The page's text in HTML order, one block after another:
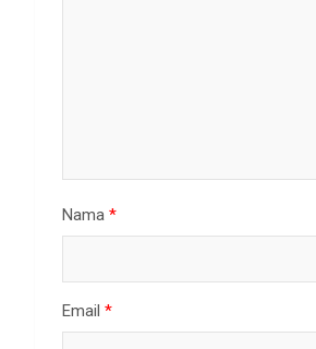
Nama *
Email *